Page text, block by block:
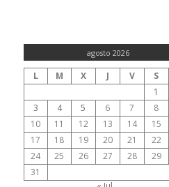
agosto 2026
L M X J V S
1
3
4 5 6 7 8
10
11 12 13 14 15
17
18 19 20 21 22
24
25 26 27 28 29
31